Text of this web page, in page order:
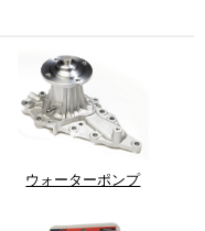
ウォーターポンプ